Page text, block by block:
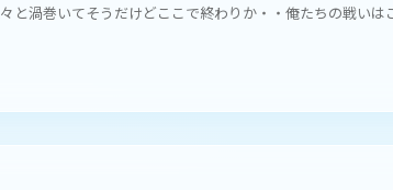
と渦巻いてそうだけどここで終わりか・・俺たちの戦いは